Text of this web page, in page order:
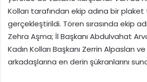
Kolları tarafından ekip adına bir
gerçekleştirildi. Tören sırasında ekip
Zehra Aşma; İl Başkanı Abdulvahat
Kadın Kolları Başkanı Zerrin Alpaslan
arkadaşlarına en derin şükranlarını